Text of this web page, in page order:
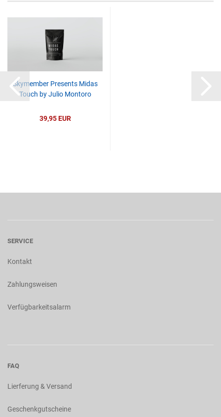
Skymember Presents Midas
Touch by Julio Montoro
39,95 EUR
SERVICE
Kontakt
Zahlungsweisen
Verfügbarkeitsalarm
FAQ
Lierferung & Versand
Geschenkgutscheine